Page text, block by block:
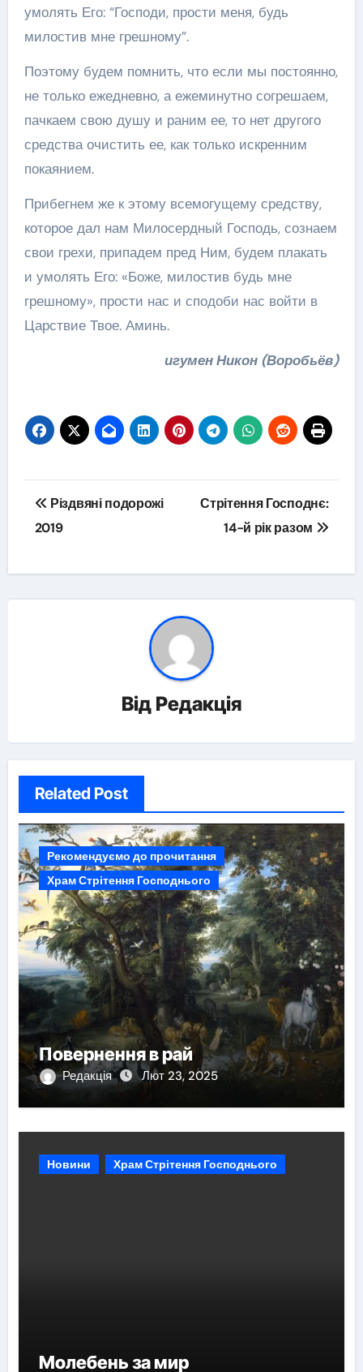
умолять Его: “Господи, прости меня, будь
милостив мне грешному”.
Поэтому будем помнить, что если мы постоянно,
не только ежедневно, а ежеминутно согрешаем,
пачкаем свою душу и раним ее, то нет другого
средства очистить ее, как только искренним
покаянием.
Прибегнем же к этому всемогущему средству,
которое дал нам Милосердный Господь, сознаем
свои грехи, припадем пред Ним, будем плакать
и умолять Его: «Боже, милостив будь мне
грешному», прости нас и сподоби нас войти в
Царствие Твое. Аминь.
игумен Никон (Воробьёв)
Навігація
записів
Різдвяні подорожі
2019
Стрітення Господнє:
14-й рік разом
Від Редакція
Related Post
Рекомендуємо до прочитання
Храм Стрітення Господнього
Повернення в рай
Редакція Лют 23, 2025
Новини Храм Стрітення Господнього
Молебень за мир